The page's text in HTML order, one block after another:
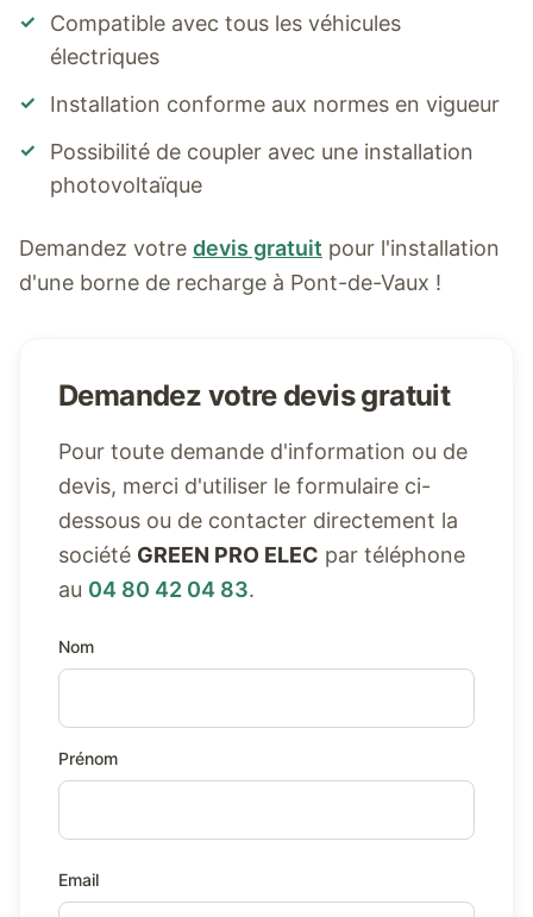
✓
Compatible avec tous les véhicules
électriques
✓ Installation conforme aux normes en vigueur
✓
Possibilité de coupler avec une installation
photovoltaïque
Demandez votre devis gratuit pour l'installation
d'une borne de recharge à Pont-de-Vaux !
Demandez votre devis gratuit
Pour toute demande d'information ou de
devis, merci d'utiliser le formulaire ci-
dessous ou de contacter directement la
société GREEN PRO ELEC par téléphone
au 04 80 42 04 83.
Nom
Prénom
Email